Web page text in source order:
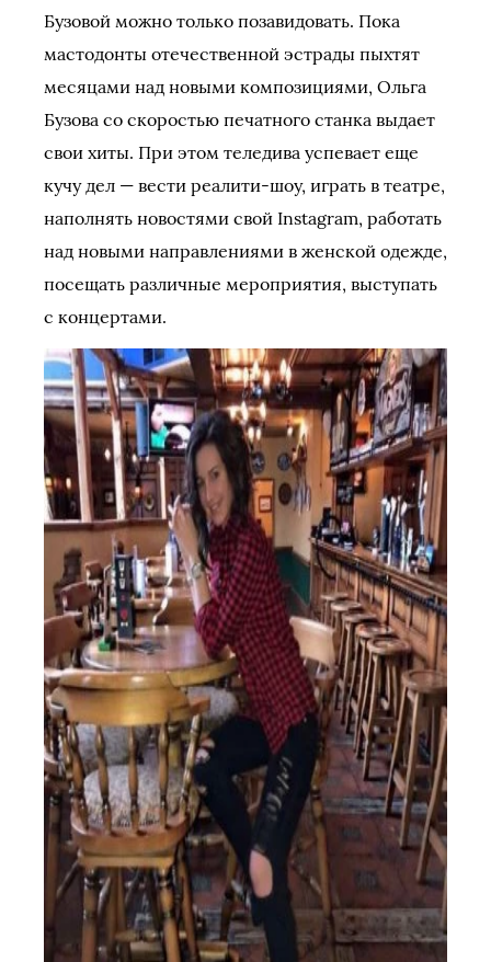
Бузовой можно только позавидовать. Пока
мастодонты отечественной эстрады пыхтят
месяцами над новыми композициями, Ольга
Бузова со скоростью печатного станка выдает
свои хиты. При этом теледива успевает еще
кучу дел — вести реалити-шоу, играть в театре,
наполнять новостями свой Instagram, работать
над новыми направлениями в женской одежде,
посещать различные мероприятия, выступать
с концертами.